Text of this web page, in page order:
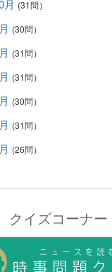
月 (31問）
(30問）
(31問）
(31問）
(30問）
(31問）
(26問）
クイズコーナー